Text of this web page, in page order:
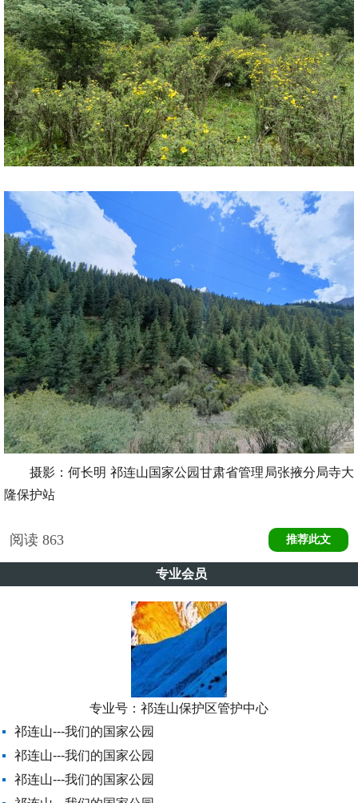
摄影：何长明 祁连山国家公园甘肃省管理局张掖分局寺大
隆保护站
阅读 863 推荐此文
专业会员
专业号： 祁连山保护区管护中心
祁连山---我们的国家公园
祁连山---我们的国家公园
祁连山---我们的国家公园